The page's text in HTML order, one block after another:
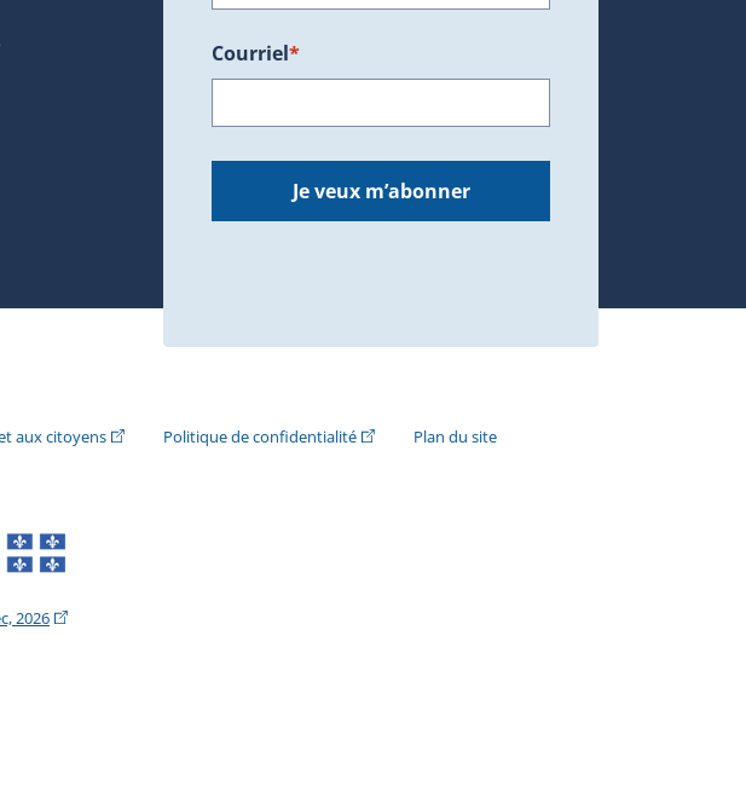
externe s'ouvrira dans une nouvelle fenêtre.)
Courriel*
Je veux m’abonner
fenêtre.)
aux citoyens(Cet hyperlien externe s'ouvrira dans une nouvelle fenêtre.)
Politique de confidentialité(Cet hyperlien externe s'ouvrira dans une nouvelle
Plan du site
2026(Cet hyperlien externe s'ouvrira dans une nouvelle fenêtre.)